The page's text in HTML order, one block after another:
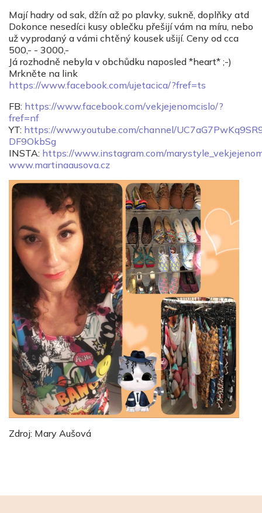
Mají hadry od sak, džín až po plavky, sukně, doplňky atd
Dokonce nesedíci kusy oblečku přešijí vám na míru, nebo
už vyprodaný a vámi chtěný kousek ušijí. Ceny od cca
500,- - 3000,-
Já rozhodně nebyla v obchůdku naposled *heart* ;-)
Mrkněte na link
https://www.facebook.com/ujetacica/?fref=ts
FB: https://www.facebook.com/vekjejenomcislo/?
fref=nf
YT: https://www.youtube.com/channel/
DF9OkbSg
INSTA: https://www.instagram.com/
www.martinaausova.cz
Zdroj: Mary Aušová